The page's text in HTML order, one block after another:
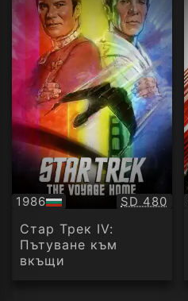
1986
БГ
аудио
Качество:
SD 480
Стар Трек IV:
Пътуване към
вкъщи